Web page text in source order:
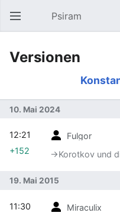
Hauptmenü öffnen Psiram
Versionen
10. Mai 2024
Fulgor
→‎Korotkov und
12:21
+152
19. Mai 2015
Miraculix
11:30